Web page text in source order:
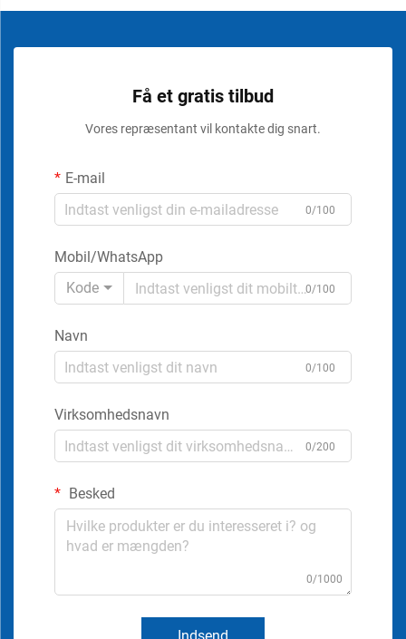
Få et gratis tilbud
Vores repræsentant vil kontakte dig snart.
E-mail
0/100
Mobil/WhatsApp
Kode
0/100
Navn
0/100
Virksomhedsnavn
0/200
Besked
0/1000